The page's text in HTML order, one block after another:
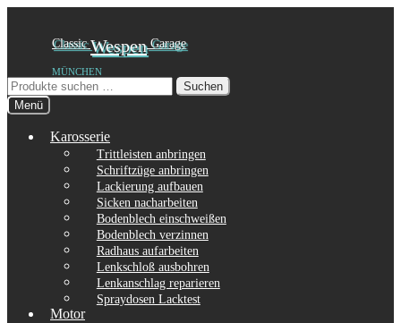
springen
springen
ClassicWespen Garage
MÜNCHEN
Suchen
nach:
Suchen
Menü
Karosserie
Trittleisten anbringen
Schriftzüge anbringen
Lackierung aufbauen
Sicken nacharbeiten
Bodenblech einschweißen
Bodenblech verzinnen
Radhaus aufarbeiten
Lenkschloß ausbohren
Lenkanschlag reparieren
Spraydosen Lacktest
Motor